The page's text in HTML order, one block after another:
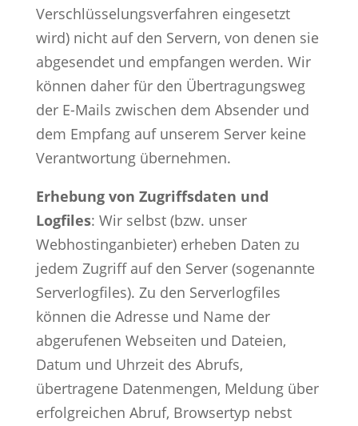
Verschlüsselungsverfahren eingesetzt
wird) nicht auf den Servern, von denen sie
abgesendet und empfangen werden. Wir
können daher für den Übertragungsweg
der E-Mails zwischen dem Absender und
dem Empfang auf unserem Server keine
Verantwortung übernehmen.
Erhebung von Zugriffsdaten und
Logfiles: Wir selbst (bzw. unser
Webhostinganbieter) erheben Daten zu
jedem Zugriff auf den Server (sogenannte
Serverlogfiles). Zu den Serverlogfiles
können die Adresse und Name der
abgerufenen Webseiten und Dateien,
Datum und Uhrzeit des Abrufs,
übertragene Datenmengen, Meldung über
erfolgreichen Abruf, Browsertyp nebst